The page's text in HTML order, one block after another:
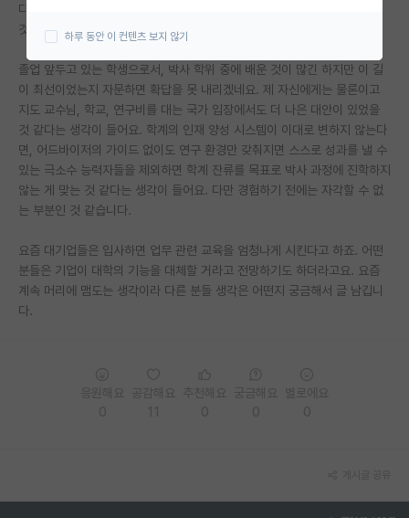
연구실(PI) 홍보 게시판
석박사 채용 정보 게시판
임용 정보 게시판
학부 인턴 게시판
취업 게시판
임용 후기 게시판
PI 전용 게시판
홍보 게시판
다는 명분으로 대학원생들을 값싼 일꾼 정도로 소비하는 게 학계의 전통인
것 같아요.
졸업 앞두고 있는 학생으로서, 박사 학위 중에 배운 것이 많긴 하지만 이 길
이 최선이었는지 자문하면 확답을 못 내리겠네요. 제 자신에게는 물론이고
지도 교수님, 학교, 연구비를 대는 국가 입장에서도 더 나은 대안이 있었을
것 같다는 생각이 들어요. 학계의 인재 양성 시스템이 이대로 변하지 않는다
면, 어드바이저의 가이드 없이도 연구 환경만 갖춰지면 스스로 성과를 낼 수
있는 극소수 능력자들을 제외하면 학계 잔류를 목표로 박사 과정에 진학하지
않는 게 맞는 것 같다는 생각이 들어요. 다만 경험하기 전에는 자각할 수 없
는 부분인 것 같습니다.
요즘 대기업들은 입사하면 업무 관련 교육을 엄청나게 시킨다고 하죠. 어떤
분들은 기업이 대학의 기능을 대체할 거라고 전망하기도 하더라고요. 요즘
계속 머리에 맴도는 생각이라 다른 분들 생각은 어떤지 궁금해서 글 남깁니
다.
하루 동안 이 컨텐츠 보지 않기